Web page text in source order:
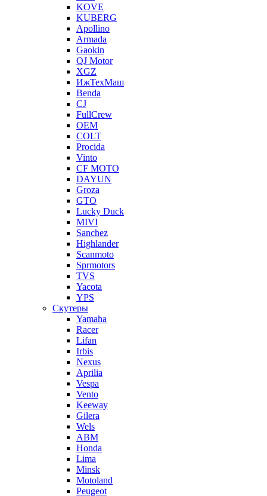
KOVE
KUBERG
Apollino
Armada
Gaokin
QJ Motor
XGZ
ИжТехМаш
Benda
CJ
FullCrew
OEM
COLT
Procida
Vinto
CF MOTO
DAYUN
Groza
GTO
Lucky Duck
MIVI
Sanchez
Highlander
Scanmoto
Sprmotors
TVS
Yacota
YPS
Скутеры
Yamaha
Racer
Lifan
Irbis
Nexus
Aprilia
Vespa
Vento
Keeway
Gilera
Wels
ABM
Honda
Lima
Minsk
Motoland
Peugeot